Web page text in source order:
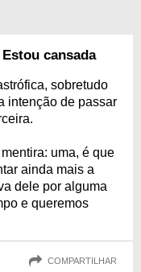
cansada
sobretudo
intenção de passar
uma, é que
ainda mais a
dele por alguma
e queremos
COMPARTILHAR